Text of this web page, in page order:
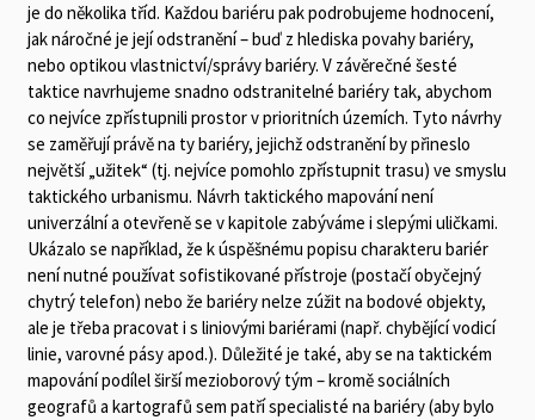
je do několika tříd. Každou bariéru pak podrobujeme hodnocení,
jak náročné je její odstranění – buď z hlediska povahy bariéry,
nebo optikou vlastnictví/správy bariéry. V závěrečné šesté
taktice navrhujeme snadno odstranitelné bariéry tak, abychom
co nejvíce zpřístupnili prostor v prioritních územích. Tyto návrhy
se zaměřují právě na ty bariéry, jejichž odstranění by přineslo
největší „užitek“ (tj. nejvíce pomohlo zpřístupnit trasu) ve smyslu
taktického urbanismu. Návrh taktického mapování není
univerzální a otevřeně se v kapitole zabýváme i slepými uličkami.
Ukázalo se například, že k úspěšnému popisu charakteru bariér
není nutné používat sofistikované přístroje (postačí obyčejný
chytrý telefon) nebo že bariéry nelze zúžit na bodové objekty,
ale je třeba pracovat i s liniovými bariérami (např. chybějící vodicí
linie, varovné pásy apod.). Důležité je také, aby se na taktickém
mapování podílel širší mezioborový tým – kromě sociálních
geografů a kartografů sem patří specialisté na bariéry (aby bylo